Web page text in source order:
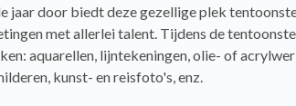
jaar door biedt deze gezellige plek
met allerlei talent. Tijdens de
aquarellen, lijntekeningen, olie- of
kunst- en reisfoto's, enz.